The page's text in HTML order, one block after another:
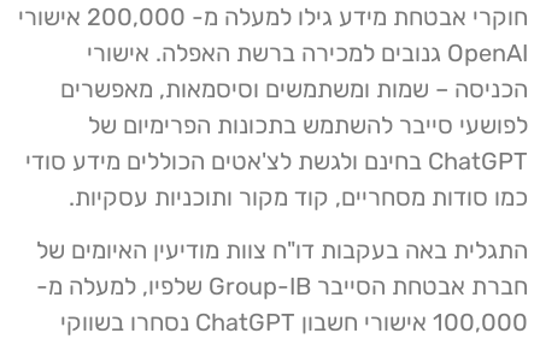
חוקרי אבטחת מידע גילו למעלה מ- 200,000 אישורי
OpenAI גנובים למכירה ברשת האפלה. אישורי
הכניסה – שמות ומשתמשים וסיסמאות, מאפשרים
לפושעי סייבר להשתמש בתכונות הפרימיום של
ChatGPT בחינם ולגשת לצ'אטים הכוללים מידע סודי
כמו סודות מסחריים, קוד מקור ותוכניות עסקיות.
התגלית באה בעקבות דו"ח צוות מודיעין האיומים של
חברת אבטחת הסייבר Group-IB שלפיו, למעלה מ-
100,000 אישורי חשבון ChatGPT נסחרו בשווקי